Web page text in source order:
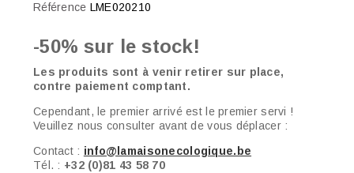
Référence LME020210
-50% sur le stock!
Les produits sont à venir retirer sur place,
contre paiement comptant.
Cependant, le premier arrivé est le premier servi !
Veuillez nous consulter avant de vous déplacer :
Contact : info@lamaisonecologique.be
Tél. : +32 (0)81 43 58 70